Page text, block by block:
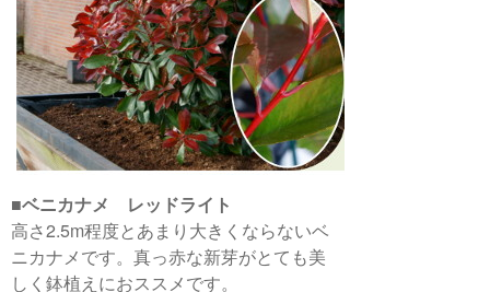
■ベニカナメ レッドライト
高さ2.5m程度とあまり大きくならないベ
ニカナメです。真っ赤な新芽がとても美
しく鉢植えにおススメです。